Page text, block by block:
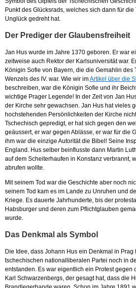
Punkt des Glücksrads, welches sich dann für
Unglück gedreht hat.
Der Prediger der Glaubensfreiheit
Jan Hus wurde im Jahre 1370 geboren. Er war
zeitweise auch Rektor der Karlsuniversität war.
Königin Sofie von Bayern, die die Gemahlin des
Wenzels des IV. war. Wie wir imArtikel über die
beschreiben, war die Königin Sofie und ihr
wichtige Prager Legende! In der Zeit von Jan
der Kirche sehr gewachsen. Jan Hus hat vieles
hochstehenden Persönlichkeiten der Kirche
Tschechisch gepredigt, er hat sich gegen den
geäussert, er war gegen Ablässe, er war für die
ihm war die einzige Autorität die Bibel! Seine
England. Hus selber beinflusste dann Martin
auf dem Scheiterhaufen in Konstanz verbrannt,
abrufen wollte.
Mit seinem Tod war die Geschichte aber noch
seinem Tod kam es im Lande zu Unruhen und
Kriege. Es dauerte Jahrhunderte, bis der
Habsburger und deren zum Pflichtglauben
wurde.
Das Denkmal als Symbol
Die Idee, dass Johann Hus ein Denkmal in
tschechischen nationalliberalen Partei noch in
entstanden. Es war eigentlich ein Protest gegen
Karl Schwarzenbergs, der gesagt hat, dass die